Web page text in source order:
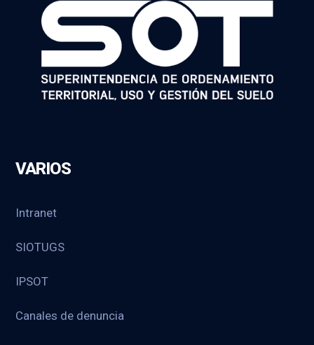
VARIOS
Intranet
SIOTUGS
IPSOT
Canales de denuncia